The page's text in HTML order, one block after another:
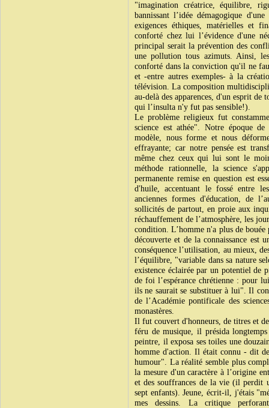
"imagination créatrice, équilibre,
bannissant l’idée démagogique
exigences éthiques, matérielles et
conforté chez lui l’évidence d'une
principal serait la prévention des
une pollution tous azimuts. Ainsi,
conforté dans la conviction qu'il ne
et -entre autres exemples- à la
télévision. La composition
au-delà des apparences, d'un esprit de
qui l’insulta n'y fut pas sensible!).
Le problème religieux fut
science est athée". Notre époque
modèle, nous forme et nous
effrayante; car notre pensée est
même chez ceux qui lui sont le
méthode rationnelle, la science
permanente remise en question est
d'huile, accentuant le fossé entre
anciennes formes d'éducation, de
sollicités de partout, en proie aux
réchauffement de l’atmosphère, les
condition. L’homme n'a plus de
découverte et de la connaissance est
conséquence l’utilisation, au mieux,
l’équilibre, "variable dans sa nature
existence éclairée par un potentiel de
de foi l’espérance chrétienne : pour
ils ne saurait se substituer à lui". Il
de l’Académie pontificale des
monastères.
Il fut couvert d'honneurs, de titres et
féru de musique, il présida longtemps
peintre, il exposa ses toiles une
homme d'action. Il était connu - dit
humour". La réalité semble plus
la mesure d'un caractère à l’origine
et des souffrances de la vie (il perdit
sept enfants). Jeune, écrit-il, j'étais
mes dessins. La critique